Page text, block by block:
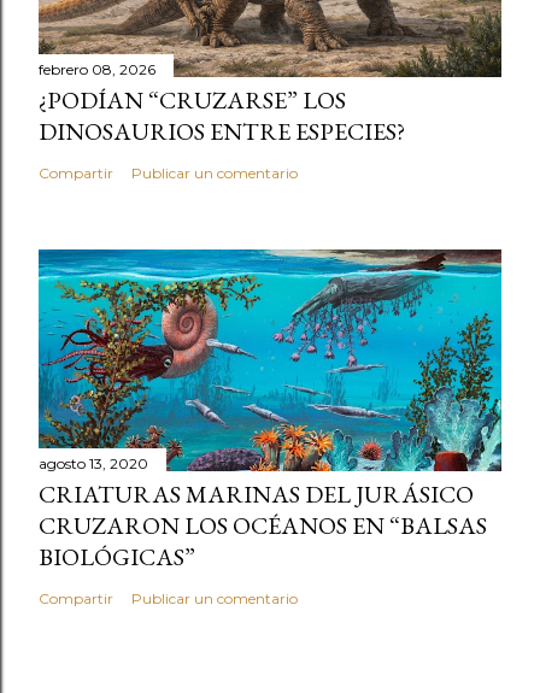
febrero 08, 2026
¿PODÍAN “CRUZARSE” LOS
DINOSAURIOS ENTRE ESPECIES?
Compartir Publicar un comentario
agosto 13, 2020
CRIATURAS MARINAS DEL JURÁSICO
CRUZARON LOS OCÉANOS EN “BALSAS
BIOLÓGICAS”
Compartir Publicar un comentario